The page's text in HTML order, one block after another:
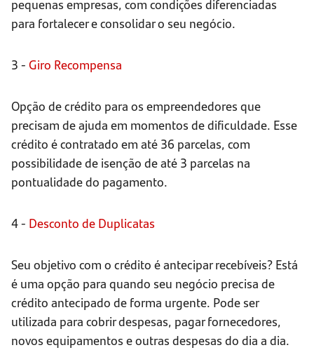
pequenas empresas, com condições diferenciadas
para fortalecer e consolidar o seu negócio.
3 - Giro Recompensa
Opção de crédito para os empreendedores que
precisam de ajuda em momentos de dificuldade. Esse
crédito é contratado em até 36 parcelas, com
possibilidade de isenção de até 3 parcelas na
pontualidade do pagamento.
4 - Desconto de Duplicatas
Seu objetivo com o crédito é antecipar recebíveis? Está
é uma opção para quando seu negócio precisa de
crédito antecipado de forma urgente. Pode ser
utilizada para cobrir despesas, pagar fornecedores,
novos equipamentos e outras despesas do dia a dia.